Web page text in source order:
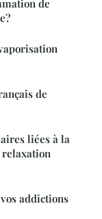
de
de
liées à la
relaxation
addictions